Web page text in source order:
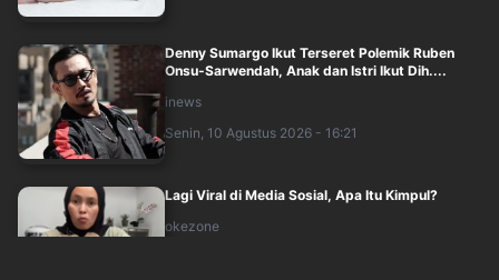
Denny Sumargo Ikut Terseret Polemik Ruben
Onsu-Sarwendah, Anak dan Istri Ikut Dih....
inews
Senin, 10 Agustus 2026 - 16:21
Lagi Viral di Media Sosial, Apa Itu Kimpul?
okezone